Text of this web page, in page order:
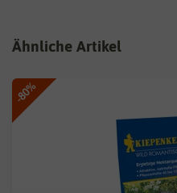
Ähnliche Artikel
-80%